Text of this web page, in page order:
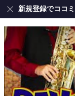
新規登録でココ